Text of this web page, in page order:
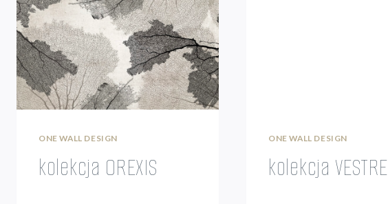
ONE WALL DESIGN
kolekcja OREXIS
ONE WALL DESIGN
kolekcja VESTRE